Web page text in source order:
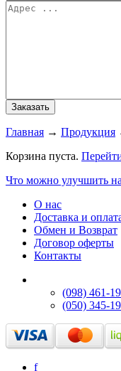
Главная → Продукция
Корзина пуста.
Что можно улучшить
О нас
Доставка и
Обмен и Возврат
Договор оферты
Контакты
(098) 461-
(050) 345-
f